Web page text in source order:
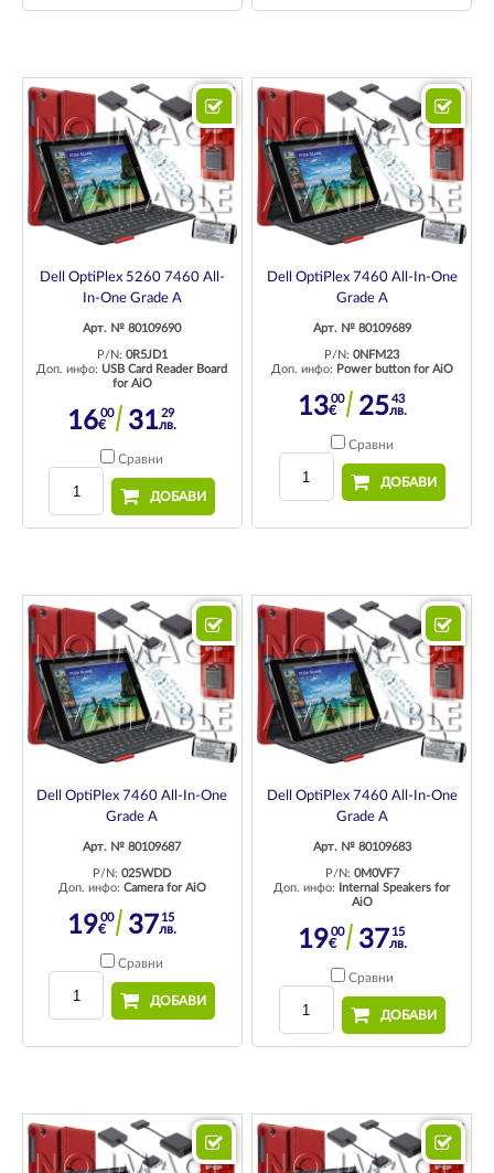
Dell OptiPlex 5260 7460 All-
In-One Grade A
Арт. № 80109690
P/N: 0R5JD1
Доп. инфо: USB Card Reader Board
for AiO
1600
€ 3129
лв.
Сравни
ДОБАВИ
Dell OptiPlex 7460 All-In-One
Grade A
Арт. № 80109689
P/N:0NFM23
Доп. инфо: Power button for AiO
1300
€ 2543
лв.
Сравни
ДОБАВИ
Dell OptiPlex 7460 All-In-One
Grade A
Арт. № 80109687
P/N:025WDD
Доп. инфо: Camera for AiO
1900
€ 3715
лв.
Сравни
ДОБАВИ
Dell OptiPlex 7460 All-In-One
Grade A
Арт. № 80109683
P/N: 0M0VF7
Доп. инфо:
Internal Speakers for
AiO
1900
€ 3715
лв.
Сравни
ДОБАВИ